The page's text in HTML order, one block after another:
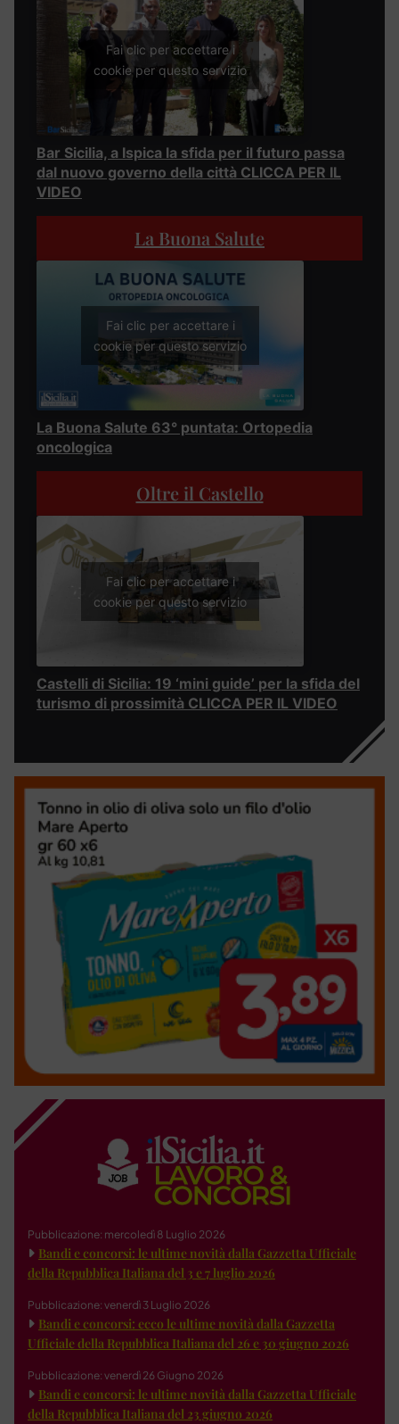
Fai clic per accettare i
cookie per questo servizio
Bar Sicilia, a Ispica la sfida per il futuro passa
dal nuovo governo della città CLICCA PER IL
VIDEO
La Buona Salute
Fai clic per accettare i
cookie per questo servizio
La Buona Salute 63° puntata: Ortopedia
oncologica
Oltre il Castello
Fai clic per accettare i
cookie per questo servizio
Castelli di Sicilia: 19 ‘mini guide’ per la sfida del
turismo di prossimità CLICCA PER IL VIDEO
Pubblicazione: mercoledì 8 Luglio 2026
Bandi e concorsi: le ultime novità dalla Gazzetta Ufficiale
della Repubblica Italiana del 3 e 7 luglio 2026
Pubblicazione: venerdì 3 Luglio 2026
Bandi e concorsi: ecco le ultime novità dalla Gazzetta
Ufficiale della Repubblica Italiana del 26 e 30 giugno 2026
Pubblicazione: venerdì 26 Giugno 2026
Bandi e concorsi: le ultime novità dalla Gazzetta Ufficiale
della Repubblica Italiana del 23 giugno 2026